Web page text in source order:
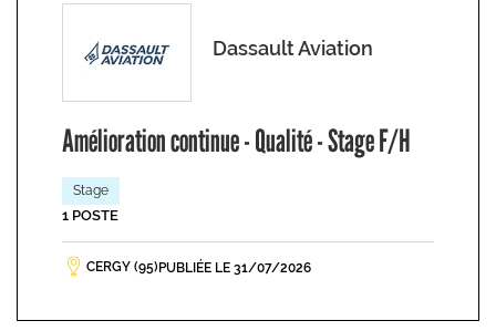
Dassault Aviation
Amélioration continue - Qualité - Stage F/H
Stage
1 POSTE
CERGY (95) PUBLIÉE LE 31/07/2026